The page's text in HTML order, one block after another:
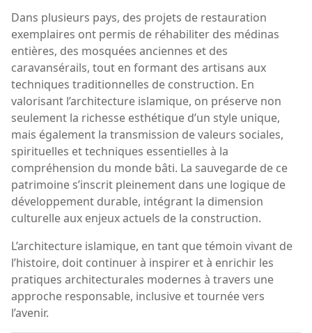
Dans plusieurs pays, des projets de restauration
exemplaires ont permis de réhabiliter des médinas
entières, des mosquées anciennes et des
caravansérails, tout en formant des artisans aux
techniques traditionnelles de construction. En
valorisant l’architecture islamique, on préserve non
seulement la richesse esthétique d’un style unique,
mais également la transmission de valeurs sociales,
spirituelles et techniques essentielles à la
compréhension du monde bâti. La sauvegarde de ce
patrimoine s’inscrit pleinement dans une logique de
développement durable, intégrant la dimension
culturelle aux enjeux actuels de la construction.
L’architecture islamique, en tant que témoin vivant de
l’histoire, doit continuer à inspirer et à enrichir les
pratiques architecturales modernes à travers une
approche responsable, inclusive et tournée vers
l’avenir.